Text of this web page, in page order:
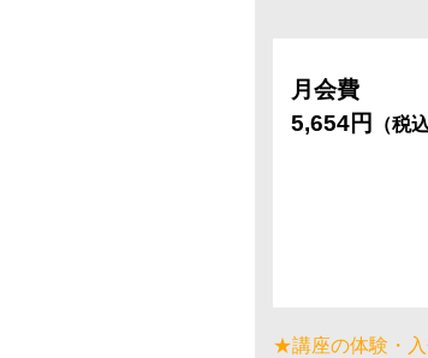
月会費
5,654円
（税
★講座の体験・